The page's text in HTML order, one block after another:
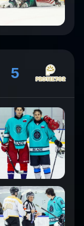
5